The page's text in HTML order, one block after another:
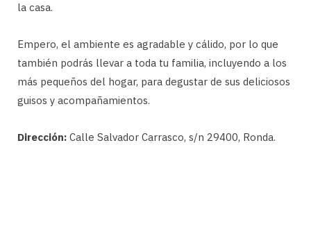
la casa.
Empero, el ambiente es agradable y cálido, por lo que
también podrás llevar a toda tu familia, incluyendo a los
más pequeños del hogar, para degustar de sus deliciosos
guisos y acompañamientos.
Dirección: Calle Salvador Carrasco, s/n 29400, Ronda.